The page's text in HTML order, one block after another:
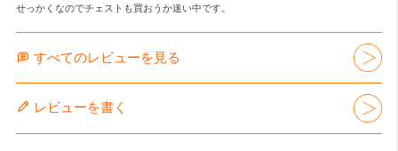
せっかくなのでチェストも買おうか迷い中です。
すべてのレビューを見る
レビューを書く